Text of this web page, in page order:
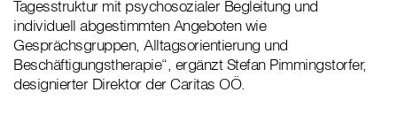
Tagesstruktur mit psychosozialer Begleitung und
individuell abgestimmten Angeboten wie
Gesprächsgruppen, Alltagsorientierung und
Beschäftigungstherapie“, ergänzt Stefan Pimmingstorfer,
designierter Direktor der Caritas OÖ.